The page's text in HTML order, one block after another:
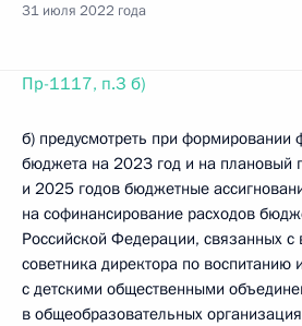
31 июля 2022 года
Пр-1117, п.3 б)
б) предусмотреть при формировании
бюджета на 2023 год и на плановый
и 2025 годов бюджетные
на софинансирование расходов
Российской Федерации, связанных
советника директора по воспитанию
с детскими общественными
в общеобразовательных